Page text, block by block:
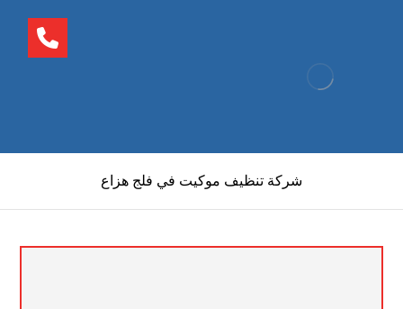
شركة تنظيف موكيت في فلج هزاع